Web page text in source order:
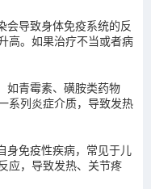
会导致身体免疫系统的反
高。如果治疗不当或者病
如青霉素、磺胺类药物
系列炎症介质，导致发热
身免疫性疾病，常见于儿
应，导致发热、关节疼